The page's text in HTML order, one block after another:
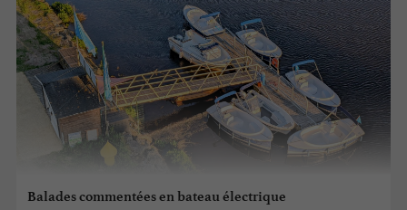
Balades commentées en bateau électrique